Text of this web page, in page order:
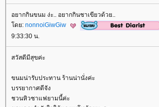
อยากกินขนม ง่ะ.. อยากกินชาเขียวด้วย..
ดย: nonnoiGiwGiw
9:33:30 น.
สวัสดีมีสุขค่ะ
ขนมน่ารับประทาน ร้านน่านั่งค่ะ
บรรยากาศดีจัง
ชวนหิวชาแฟยามนี้ค่ะ